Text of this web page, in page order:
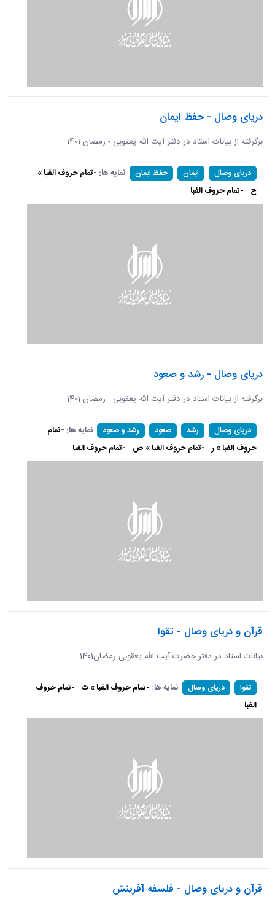
دریای وصال - حفظ ایمان
برگرفته از بیانات استاد در دفتر آیت الله یعقوبی - رمضان 1401
دریای وصال ایمان حفظ ایمان نمایه ها: -تمام حروف الفبا »
ح -تمام حروف الفبا
دریای وصال - رشد و صعود
برگرفته از بیانات استاد در دفتر آیت الله یعقوبی - رمضان 1401
دریای وصال رشد صعود رشد و صعود نمایه ها: -تمام
حروف الفبا » ر -تمام حروف الفبا » ص -تمام حروف الفبا
قرآن و دریای وصال - تقوا
بیانات استاد در دفتر حضرت آیت الله یعقوبی-رمضان1401
تقوا دریای وصال نمایه ها: -تمام حروف الفبا » ت -تمام حروف
الفبا
قرآن و دریای وصال - فلسفه آفرینش